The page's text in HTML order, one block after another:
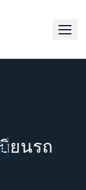
ยนรถ